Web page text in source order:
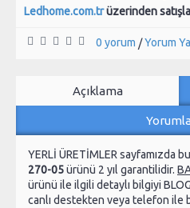
Ledhome.com.trüzerinden
0 yorum /Yorum
Açıklama
YERLİ ÜRETİMLER sayfamızda
270-05ürünü 2 yıl garantilidir.
ürünü ile ilgili detaylı bilgiyi
canlı destekten veya telefon ile